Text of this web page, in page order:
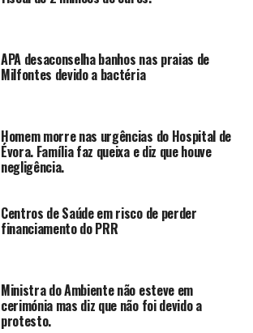
APA desaconselha banhos nas praias de
Milfontes devido a bactéria
Homem morre nas urgências do Hospital de
Évora. Família faz queixa e diz que houve
negligência.
Centros de Saúde em risco de perder
financiamento do PRR
Ministra do Ambiente não esteve em
cerimónia mas diz que não foi devido a
protesto.